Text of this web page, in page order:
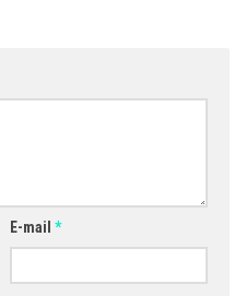
E-mail *